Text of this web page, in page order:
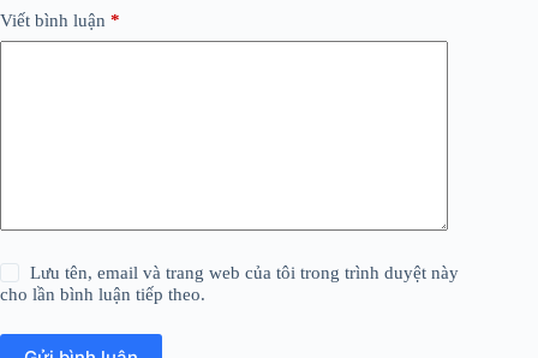
Viết bình luận *
Lưu tên, email và trang web của tôi trong trình duyệt này
cho lần bình luận tiếp theo.